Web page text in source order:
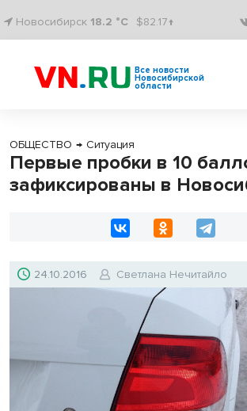
Новосибирск 18.2 °C $82.17↑
Все новости
Новосибирской
области
ОБЩЕСТВО → Ситуация
Первые пробки в 10
зафиксированы в
24.10.2016 Светлана Нечитайло